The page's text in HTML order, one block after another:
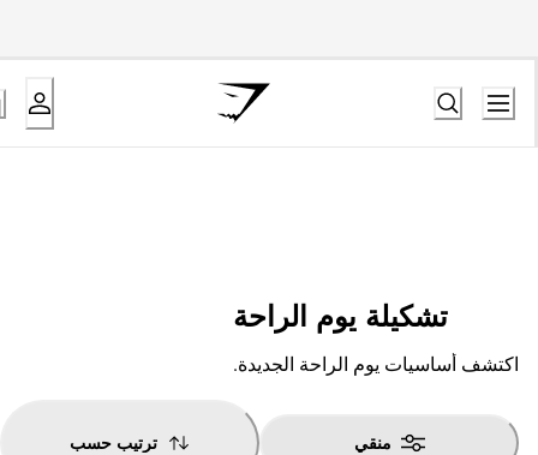
تشكيلة يوم الراحة
اكتشف أساسيات يوم الراحة الجديدة.
منقي ترتيب حسب